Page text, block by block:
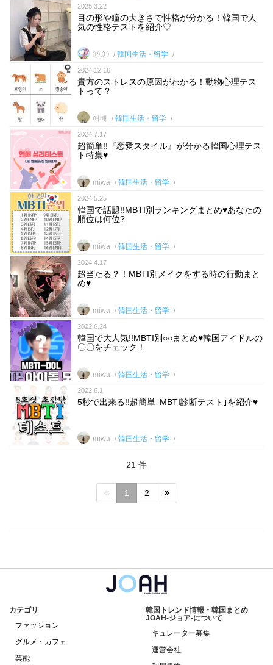
2025.3.22
目の形や瞳の大きさで性格が分かる！韓国で人
気の性格テストを紹介♡
Ⓟ.Ⓔ 韓国生活・留学
2024.12.16
貴方のストレスの原因がわかる！動物心理テス
トって？
애배 韓国生活・留学
2024.7.17
超簡単!!『恋愛スタイル』が分かる韓国心理テス
ト特集♥
miwa 韓国生活・留学
2024.5.25
韓国で話題!!MBTI別ランキングまとめ♥あなたの
順位は何位?
miwa 韓国生活・留学
2024.4.17
超当たる？！MBTI別メイクをする時の行動まと
め♥
miwa 韓国生活・留学
2022.6.24
韓国で大人気!!MBTI別○○まとめ♥韓国アイドルの
〇〇をチェック！
miwa 韓国生活・留学
2022.6.1
5秒で出来る!!超簡単｢MBTI診断テスト｣を紹介♥
miwa 韓国生活・留学
21 件
1 2
カテゴリ
ファッション
グルメ・カフェ
芸能
韓国トレンド情報・韓国まとめ
JOAH-ジョア-について
キュレーター募集
運営会社